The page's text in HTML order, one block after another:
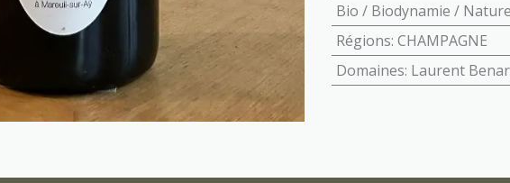
Bio / Biodynamie / Nature
Régions: CHAMPAGNE
Domaines: Laurent